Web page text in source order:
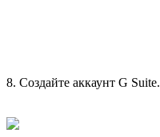
8. Создайте аккаунт G Suite.